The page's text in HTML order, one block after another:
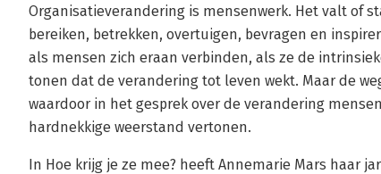
Organisatieverandering is mensenwerk. Het valt of
bereiken, betrekken, overtuigen, bevragen en
als mensen zich eraan verbinden, als ze de
tonen dat de verandering tot leven wekt. Maar de
waardoor in het gesprek over de verandering
hardnekkige weerstand vertonen.
In Hoe krijg je ze mee? heeft Annemarie Mars haar